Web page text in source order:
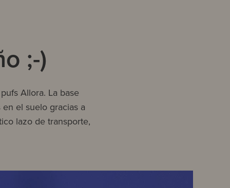
;-)
Allora. La base
el suelo gracias a
lazo de transporte,